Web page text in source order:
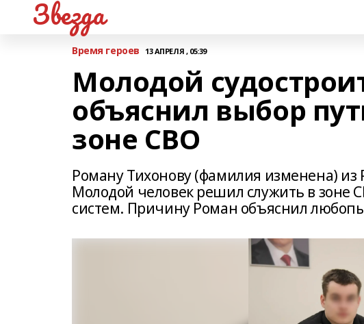
Звезда
Время героев 13 АПРЕЛЯ , 05:39
Молодой
объяснил выбор
зоне СВО
Роману Тихонову (фамилия изменена) из
Молодой человек решил служить в зоне
систем. Причину Роман объяснил